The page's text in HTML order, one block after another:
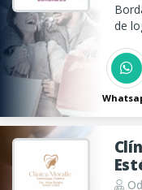
de